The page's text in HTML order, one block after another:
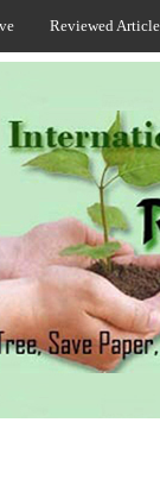
Reviewed